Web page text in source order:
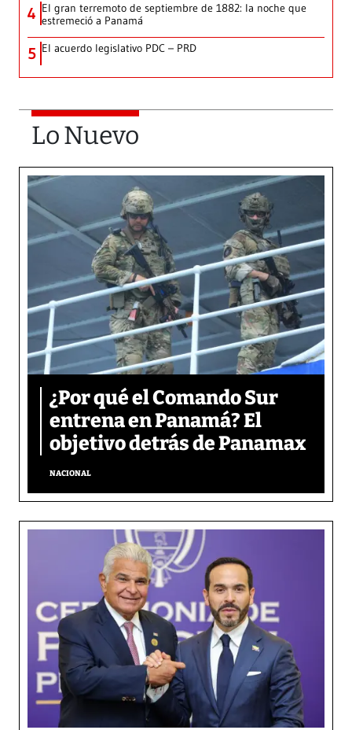
4 El gran terremoto de septiembre de 1882: la noche que
estremeció a Panamá
5 El acuerdo legislativo PDC – PRD
Lo Nuevo
¿Por qué el Comando Sur
entrena en Panamá? El
objetivo detrás de Panamax
NACIONAL